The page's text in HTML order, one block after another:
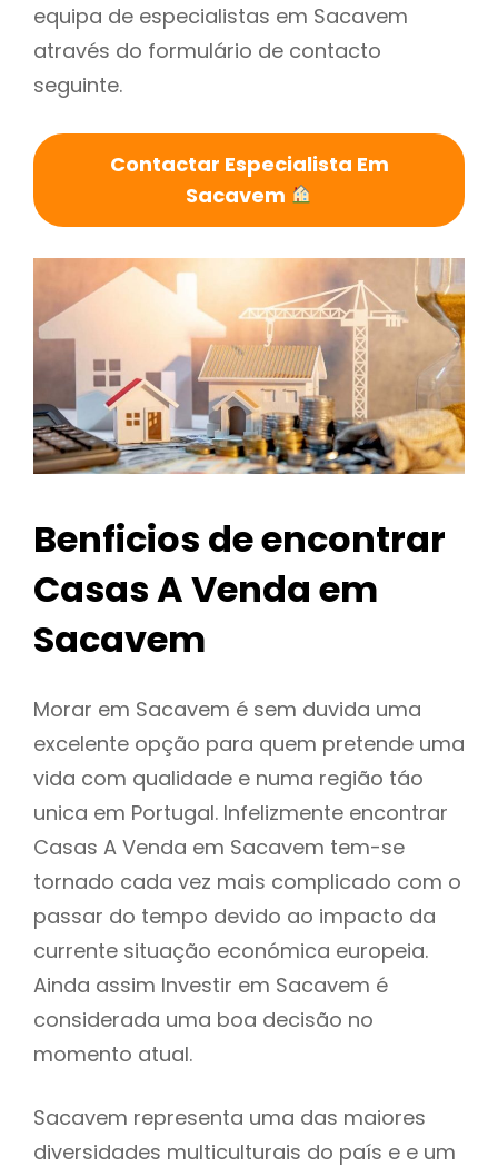
equipa de especialistas em Sacavem
através do formulário de contacto
seguinte.
Contactar Especialista Em
Sacavem
Benficios de encontrar
Casas A Venda em
Sacavem
Morar em Sacavem é sem duvida uma
excelente opção para quem pretende uma
vida com qualidade e numa região táo
unica em Portugal. Infelizmente encontrar
Casas A Venda em Sacavem tem-se
tornado cada vez mais complicado com o
passar do tempo devido ao impacto da
currente situação económica europeia.
Ainda assim Investir em Sacavem é
considerada uma boa decisão no
momento atual.
Sacavem representa uma das maiores
diversidades multiculturais do país e e um